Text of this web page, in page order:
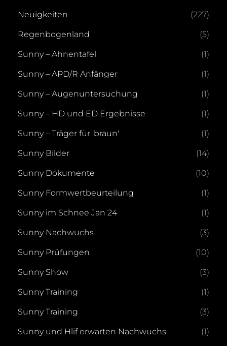
Neuigkeiten (227)
Regenbogenland (5)
Sunny – Ahnentafel (1)
Sunny – APD/R Anfänger (1)
Sunny – Augenuntersuchung (1)
Sunny – HD und ED Ergebnisse (1)
Sunny – Träger für 'braun' (1)
Sunny Bilder (14)
Sunny Dokumente (10)
Sunny Formwertbeurteilung (1)
Sunny im Schnee Jan 24 (1)
Sunny Nachwuchs (3)
Sunny Prüfungen (10)
Sunny Show (3)
Sunny Training (1)
Sunny Training (3)
Sunny und Hlif erwarten Nachwuchs (1)